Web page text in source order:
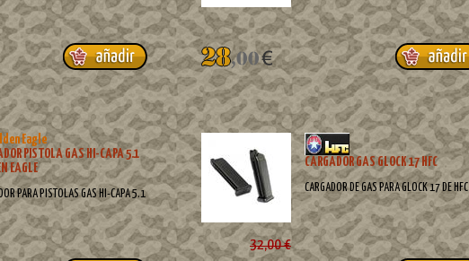
PISTOLA GAS HI-CAPA 5.1
EAGLE
PARA PISTOLAS GAS HI-CAPA 5.1
CARGADOR GAS GLOCK 17 HFC
CARGADOR DE GAS PARA GLOCK 17 DE HFC
32,00 €